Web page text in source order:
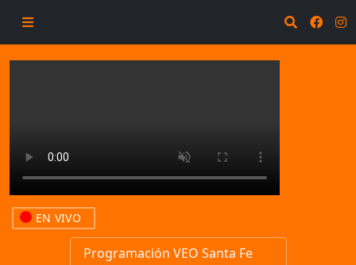
EN VIVO
Programación VEO Santa Fe